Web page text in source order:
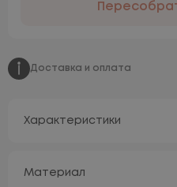
Доставка и оплата
Характеристики
Материал